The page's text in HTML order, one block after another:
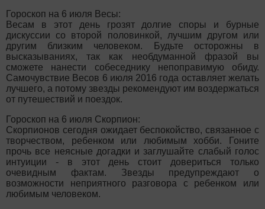
Гороскоп на 6 июля Весы:
Весам в этот день грозят долгие споры и бурные
дискуссии со второй половинкой, лучшим другом или
другим близким человеком. Будьте осторожны в
высказываниях, так как необдуманной фразой вы
сможете нанести собеседнику непоправимую обиду.
Самочувствие Весов 6 июля 2016 года оставляет желать
лучшего, а потому звезды рекомендуют им воздержаться
от путешествий и поездок.
Гороскоп на 6 июля Скорпион:
Скорпионов сегодня ожидает беспокойство, связанное с
творчеством, ребенком или любимым хобби. Гоните
прочь все неясные догадки и заглушайте слабый голос
интуиции - в этот день стоит довериться только
очевидным фактам. Звезды предупреждают о
возможности неприятного разговора с ребенком или
любимым человеком.